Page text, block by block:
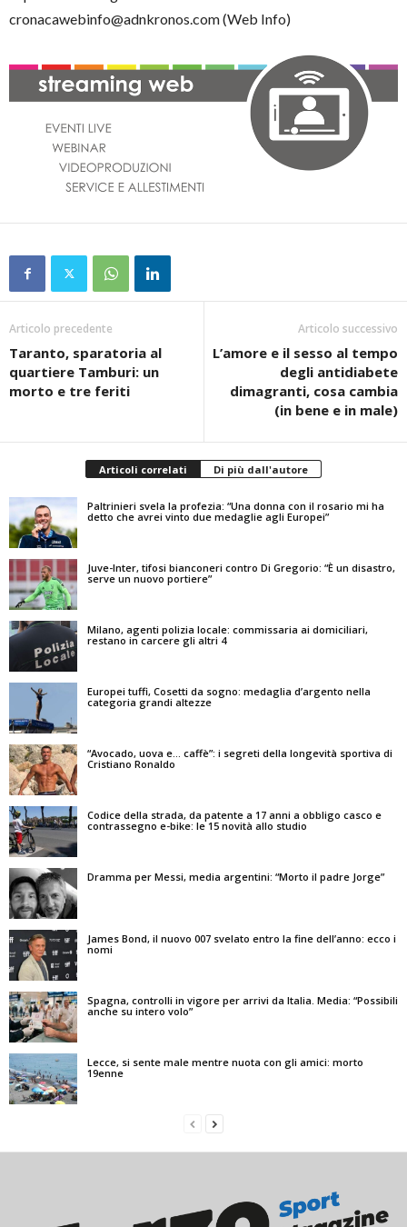
cronacawebinfo@adnkronos.com (Web Info)
Articolo precedente
Taranto, sparatoria al
quartiere Tamburi: un
morto e tre feriti
Articolo successivo
L’amore e il sesso al tempo
degli antidiabete
dimagranti, cosa cambia
(in bene e in male)
Articoli correlati Di più dall'autore
Paltrinieri svela la profezia: “Una donna con il rosario mi ha
detto che avrei vinto due medaglie agli Europei”
Juve-Inter, tifosi bianconeri contro Di Gregorio: “È un disastro,
serve un nuovo portiere”
Milano, agenti polizia locale: commissaria ai domiciliari,
restano in carcere gli altri 4
Europei tuffi, Cosetti da sogno: medaglia d’argento nella
categoria grandi altezze
“Avocado, uova e… caffè”: i segreti della longevità sportiva di
Cristiano Ronaldo
Codice della strada, da patente a 17 anni a obbligo casco e
contrassegno e-bike: le 15 novità allo studio
Dramma per Messi, media argentini: “Morto il padre Jorge”
James Bond, il nuovo 007 svelato entro la fine dell’anno: ecco i
nomi
Spagna, controlli in vigore per arrivi da Italia. Media: “Possibili
anche su intero volo”
Lecce, si sente male mentre nuota con gli amici: morto
19enne